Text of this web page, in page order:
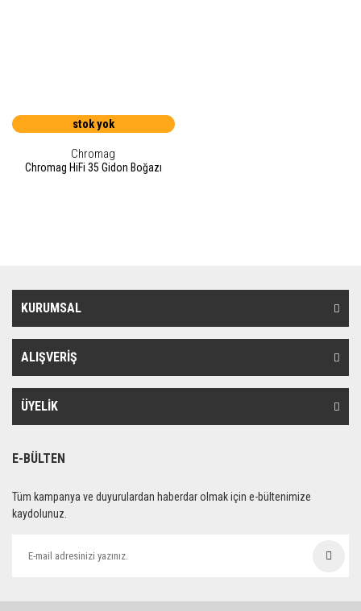
stok yok
Chromag
Chromag HiFi 35 Gidon Boğazı
KURUMSAL
ALIŞVERİŞ
ÜYELİK
E-BÜLTEN
Tüm kampanya ve duyurulardan haberdar olmak için e-bültenimize
kaydolunuz.